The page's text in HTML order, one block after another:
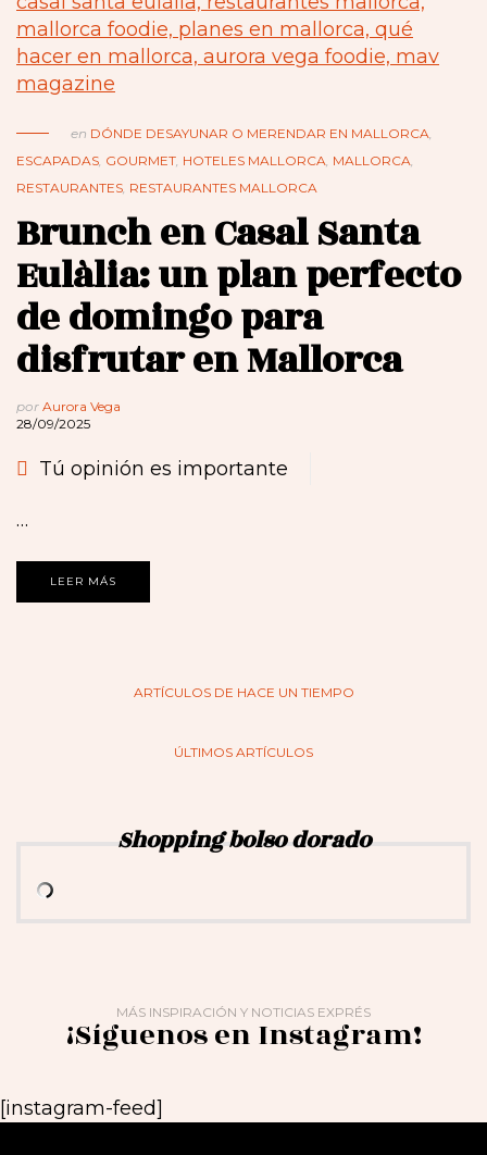
en DÓNDE DESAYUNAR O MERENDAR EN MALLORCA,
ESCAPADAS, GOURMET, HOTELES MALLORCA, MALLORCA,
RESTAURANTES, RESTAURANTES MALLORCA
Brunch en Casal Santa
Eulàlia: un plan perfecto
de domingo para
disfrutar en Mallorca
por Aurora Vega
28/09/2025
Tú opinión es importante
…
LEER MÁS
ARTÍCULOS DE HACE UN TIEMPO
ÚLTIMOS ARTÍCULOS
Shopping bolso dorado
MÁS INSPIRACIÓN Y NOTICIAS EXPRÉS
¡Síguenos en Instagram!
[instagram-feed]